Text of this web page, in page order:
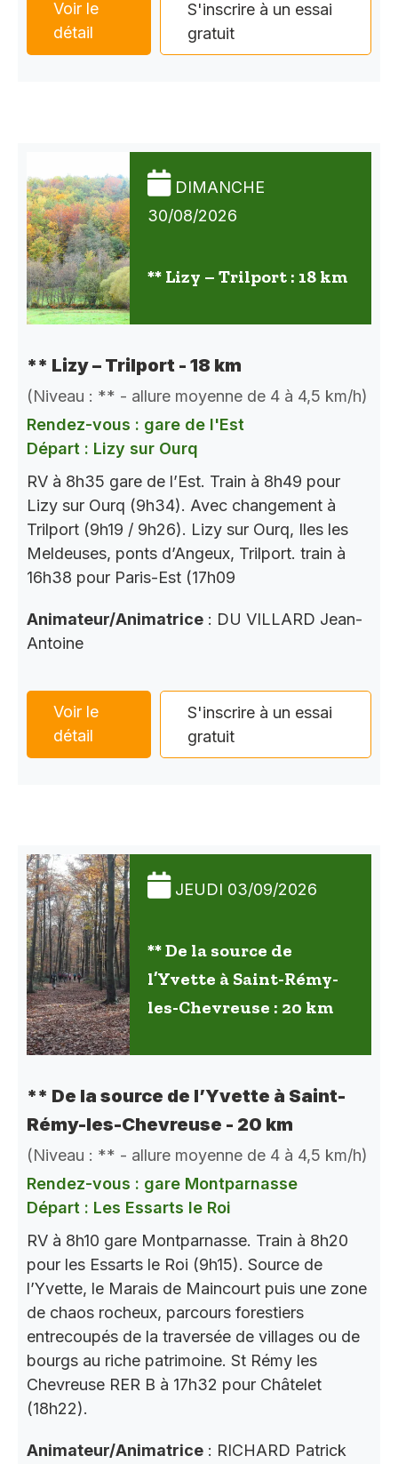
Voir le
détail
S'inscrire à un essai
gratuit
DIMANCHE
30/08/2026
** Lizy – Trilport : 18 km
** Lizy – Trilport - 18 km
(Niveau : ** - allure moyenne de 4 à 4,5 km/h)
Rendez-vous : gare de l'Est
Départ : Lizy sur Ourq
RV à 8h35 gare de l’Est. Train à 8h49 pour
Lizy sur Ourq (9h34). Avec changement à
Trilport (9h19 / 9h26). Lizy sur Ourq, Iles les
Meldeuses, ponts d’Angeux, Trilport. train à
16h38 pour Paris-Est (17h09
Animateur/Animatrice : DU VILLARD Jean-
Antoine
Voir le
détail
S'inscrire à un essai
gratuit
JEUDI 03/09/2026
** De la source de
l’Yvette à Saint-Rémy-
les-Chevreuse : 20 km
** De la source de l’Yvette à Saint-
Rémy-les-Chevreuse - 20 km
(Niveau : ** - allure moyenne de 4 à 4,5 km/h)
Rendez-vous : gare Montparnasse
Départ : Les Essarts le Roi
RV à 8h10 gare Montparnasse. Train à 8h20
pour les Essarts le Roi (9h15). Source de
l’Yvette, le Marais de Maincourt puis une zone
de chaos rocheux, parcours forestiers
entrecoupés de la traversée de villages ou de
bourgs au riche patrimoine. St Rémy les
Chevreuse RER B à 17h32 pour Châtelet
(18h22).
Animateur/Animatrice : RICHARD Patrick